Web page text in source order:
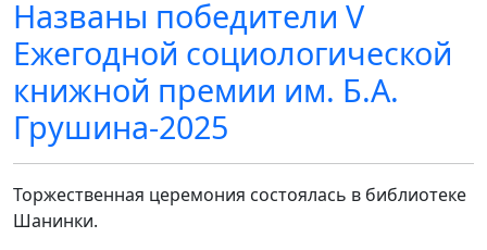
Названы победители V
Ежегодной социологической
книжной премии им. Б.А.
Грушина-2025
Торжественная церемония состоялась в библиотеке
Шанинки.